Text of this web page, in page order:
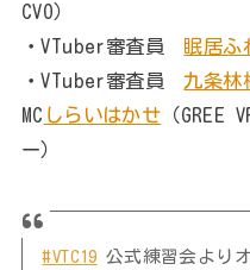
CVO）
・VTuber審査員 眠居ふ
・VTuber審査員九条林
MC しらいはかせ （GREE
ー）
#VTC19 公式練習会より